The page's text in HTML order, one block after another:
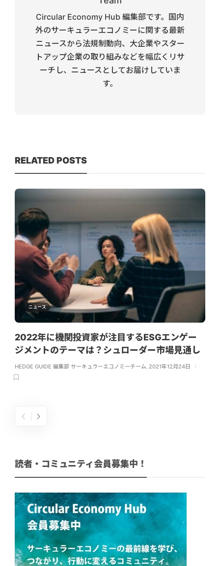
Circular Economy Hub 編集部です。国内
外のサーキュラーエコノミーに関する最新
ニュースから法規制動向、大企業やスター
トアップ企業の取り組みなどを幅広くリサ
ーチし、ニュースとしてお届けしていま
す。
RELATED POSTS
ニュース
2022年に機関投資家が注目するESGエンゲー
ジメントのテーマは？シュローダー市場見通し
HEDGE GUIDE 編集部 サーキュラーエコノミーチーム 2021年12月24日
読者・コミュニティ会員募集中！